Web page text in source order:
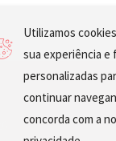
Utilizamos
sua experiência
personalizadas
continuar
concorda com a